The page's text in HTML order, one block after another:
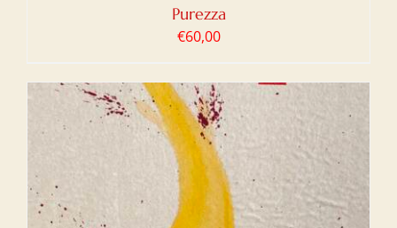
Purezza
€60,00